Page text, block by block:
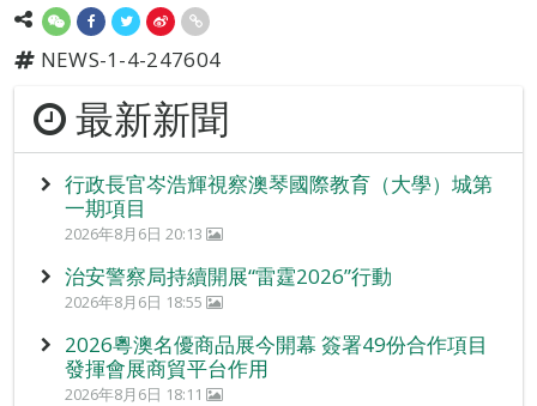
NEWS-1-4-247604
最新新聞
行政長官岑浩輝視察澳琴國際教育（大學）城第
一期項目
2026年8月6日 20:13
治安警察局持續開展“雷霆2026”行動
2026年8月6日 18:55
2026粵澳名優商品展今開幕 簽署49份合作項目
發揮會展商貿平台作用
2026年8月6日 18:11